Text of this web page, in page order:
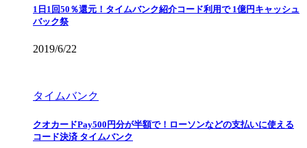
1日1回50％還元！タイムバンク紹介コード利用で 1億円キャッシュ
バック祭
2019/6/22
タイムバンク
クオカードPay500円分が半額で！ローソンなどの支払いに使える
コード決済 タイムバンク